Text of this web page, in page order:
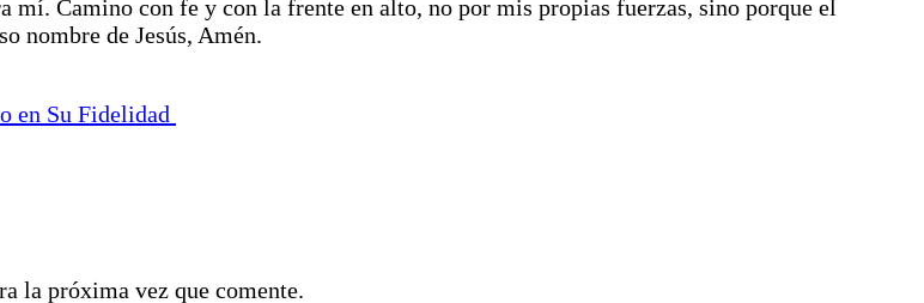
mí. Camino con fe y con la frente en alto, no por mis propias fuerzas, sino porque el
nombre de Jesús, Amén.
en Su Fidelidad
la próxima vez que comente.